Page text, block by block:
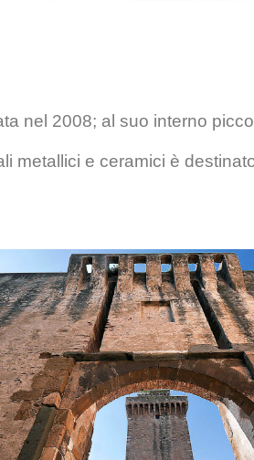
nel 2008; al suo interno
metallici e ceramici è